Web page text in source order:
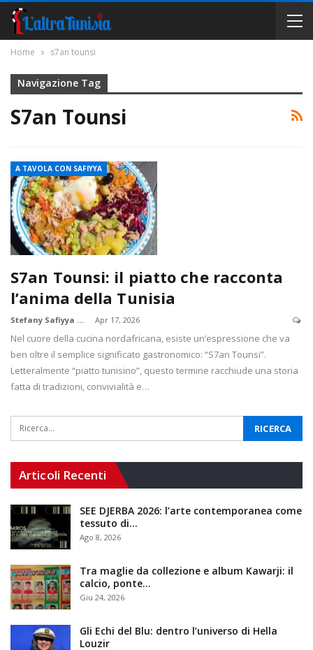
Home s7an tounsi
Navigazione Tag
S7an Tounsi
A TAVOLA CON SAFIYYA
S7an Tounsi: il piatto che racconta
l’anima della Tunisia
Stefany Safiyya Borile Apr 17, 2026
Nel cuore della cucina nordafricana, esiste un’espressione che va
ben oltre il semplice significato gastronomico: “S7an Tounsi”.
Letteralmente “piatto tunisino”, questo termine racchiude una storia
fatta di tradizioni, convivialità e…
Articoli Recenti
SEE DJERBA 2026: l’arte contemporanea come
tessuto di…
Ago 8, 2026
Tra maglie da collezione e album Kawarji: il
calcio, ponte…
Giu 24, 2026
Gli Echi del Blu: dentro l’universo di Hella
Louzir